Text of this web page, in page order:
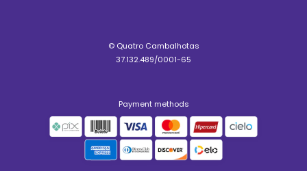
© Quatro Cambalhotas
37.132.489/0001-65
Payment methods